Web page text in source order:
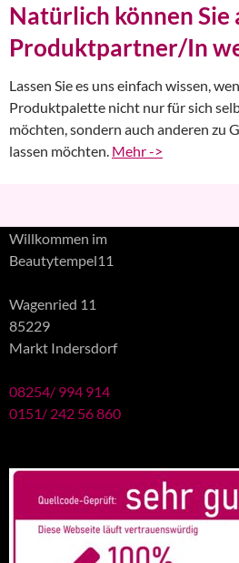
Natürlich können Sie
Produktpartner/In
Lassen Sie es uns einfach wissen,
Produktpalette nicht nur für sich
möchten, sondern auch anderen zu
lassen möchten. Mehr ->
Willkommen im
Beautytempel11
Wagenried 11
85229
Markt Indersdorf
08254/ 994 914
0151/ 242 56 860